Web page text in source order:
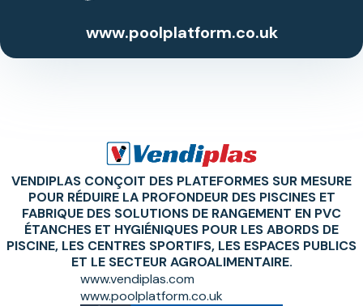
www.poolplatform.co.uk
VENDIPLAS CONÇOIT DES PLATEFORMES SUR MESURE
POUR RÉDUIRE LA PROFONDEUR DES PISCINES ET
FABRIQUE DES SOLUTIONS DE RANGEMENT EN PVC
ÉTANCHES ET HYGIÉNIQUES POUR LES ABORDS DE
PISCINE, LES CENTRES SPORTIFS, LES ESPACES PUBLICS
ET LE SECTEUR AGROALIMENTAIRE.
www.vendiplas.com
www.poolplatform.co.uk